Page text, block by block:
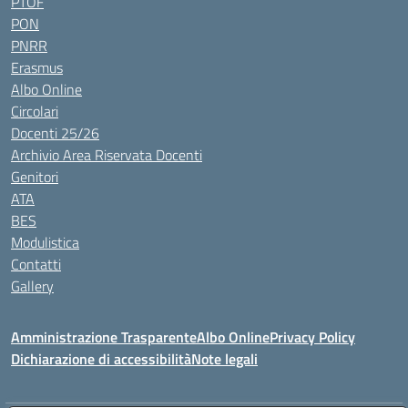
PON
PNRR
Erasmus
Albo Online
Circolari
Docenti 25/26
Archivio Area Riservata Docenti
Genitori
ATA
BES
Modulistica
Contatti
Gallery
Amministrazione TrasparenteAlbo OnlinePrivacy Policy
Dichiarazione di accessibilitàNote legali